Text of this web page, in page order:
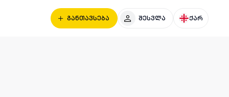
განთავსება შესვლა ქარ